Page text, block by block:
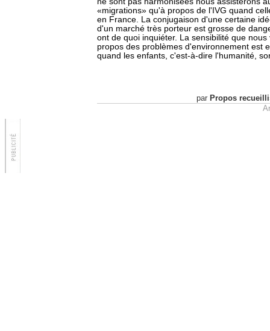
«migrations» qu'à propos de l'IVG quand
en France. La conjugaison d'une certaine
d'un marché très porteur est grosse de
ont de quoi inquiéter. La sensibilité que
propos des problèmes d'environnement est
quand les enfants, c'est-à-dire l'humanité,
par Propos